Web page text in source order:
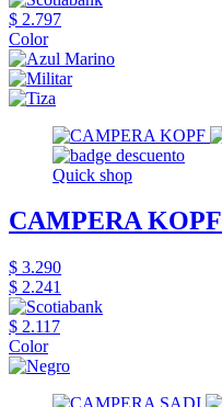
$ 2.797
Color
Quick shop
CAMPERA KOPF
$ 3.290
$ 2.241
$ 2.117
Color